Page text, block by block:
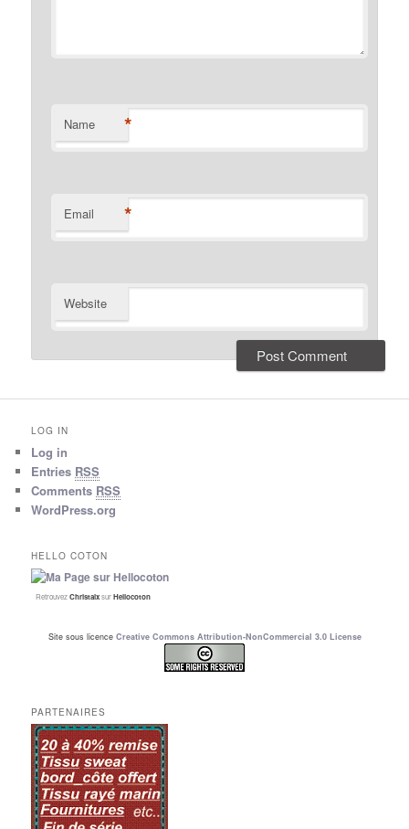
Name *
Email *
Website
LOG IN
Log in
Entries RSS
Comments RSS
WordPress.org
HELLO COTON
RetrouvezChristalxsurHellocoton
Site sous licence Creative Commons Attribution-NonCommercial 3.0 License
PARTENAIRES